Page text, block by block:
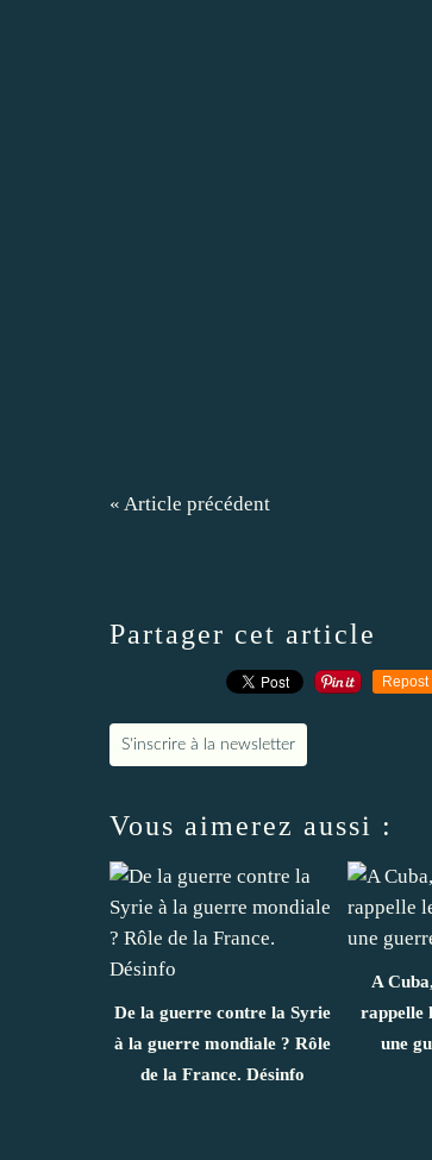
« Article précédent
Partager cet article
Repost
S'inscrire à la newsletter
Vous aimerez aussi :
De la guerre contre la Syrie
à la guerre mondiale ? Rôle
de la France. Désinfo
A
rappelle
une